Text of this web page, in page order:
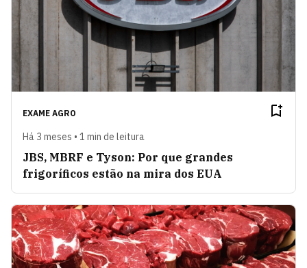
EXAME AGRO
Há 3 meses • 1 min de leitura
JBS, MBRF e Tyson: Por que grandes
frigoríficos estão na mira dos EUA